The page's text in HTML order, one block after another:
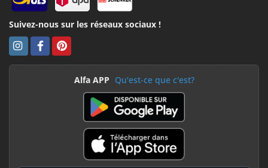
Suivez-nous sur les réseaux sociaux !
Alfa APP Qu'est-ce que c'est?